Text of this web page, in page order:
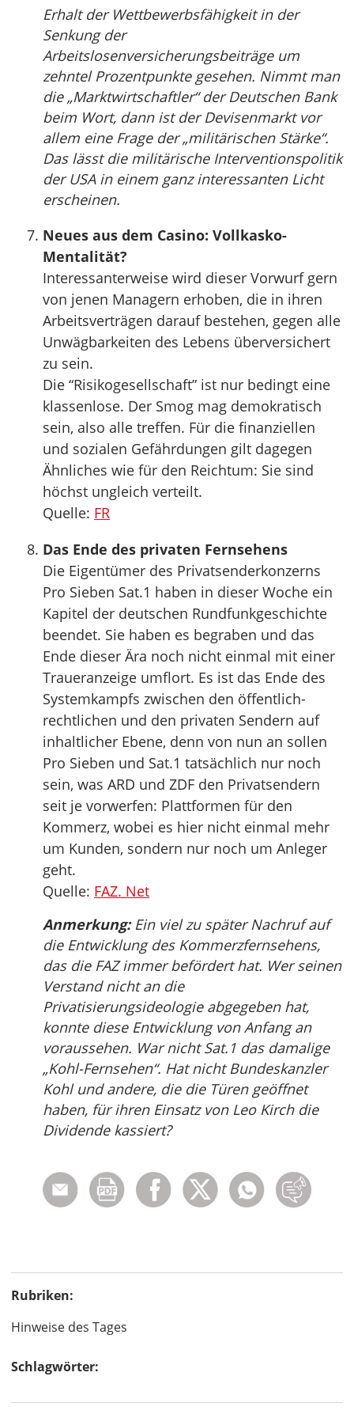
Erhalt der Wettbewerbsfähigkeit in der
Senkung der
Arbeitslosenversicherungsbeiträge um
zehntel Prozentpunkte gesehen. Nimmt man
die „Marktwirtschaftler“ der Deutschen Bank
beim Wort, dann ist der Devisenmarkt vor
allem eine Frage der „militärischen Stärke“.
Das lässt die militärische Interventionspolitik
der USA in einem ganz interessanten Licht
erscheinen.
Neues aus dem Casino: Vollkasko-
Mentalität?
Interessanterweise wird dieser Vorwurf gern
von jenen Managern erhoben, die in ihren
Arbeitsverträgen darauf bestehen, gegen alle
Unwägbarkeiten des Lebens überversichert
zu sein.
Die “Risikogesellschaft” ist nur bedingt eine
klassenlose. Der Smog mag demokratisch
sein, also alle treffen. Für die finanziellen
und sozialen Gefährdungen gilt dagegen
Ähnliches wie für den Reichtum: Sie sind
höchst ungleich verteilt.
Quelle: FR
Das Ende des privaten Fernsehens
Die Eigentümer des Privatsenderkonzerns
Pro Sieben Sat.1 haben in dieser Woche ein
Kapitel der deutschen Rundfunkgeschichte
beendet. Sie haben es begraben und das
Ende dieser Ära noch nicht einmal mit einer
Traueranzeige umflort. Es ist das Ende des
Systemkampfs zwischen den öffentlich-
rechtlichen und den privaten Sendern auf
inhaltlicher Ebene, denn von nun an sollen
Pro Sieben und Sat.1 tatsächlich nur noch
sein, was ARD und ZDF den Privatsendern
seit je vorwerfen: Plattformen für den
Kommerz, wobei es hier nicht einmal mehr
um Kunden, sondern nur noch um Anleger
geht.
Quelle: FAZ. Net
Anmerkung:Ein viel zu später Nachruf auf
die Entwicklung des Kommerzfernsehens,
das die FAZ immer befördert hat. Wer seinen
Verstand nicht an die
Privatisierungsideologie abgegeben hat,
konnte diese Entwicklung von Anfang an
voraussehen. War nicht Sat.1 das damalige
„Kohl-Fernsehen“. Hat nicht Bundeskanzler
Kohl und andere, die die Türen geöffnet
haben, für ihren Einsatz von Leo Kirch die
Dividende kassiert?
Rubriken:
Hinweise des Tages
Schlagwörter: